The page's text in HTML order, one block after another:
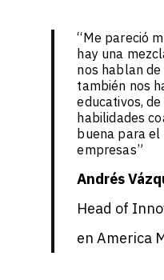
“Me pareció
hay una
nos hablan
también nos
educativos,
habilidades
buena para
empresas”
Andrés
Head of
en America